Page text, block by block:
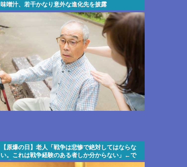
味噌汁、若干かなり意外な進化先を披露
【原爆の日】老人「戦争は悲惨で絶対してはならな
い。これは戦争経験のある者しか分からない」←で
は世界の人々の意見を見てみましょう